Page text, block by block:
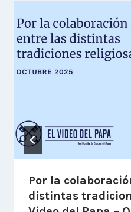
Por la
distintas